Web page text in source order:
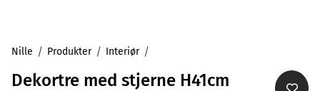
Nille Produkter Interiør
Dekortre med stjerne H41cm